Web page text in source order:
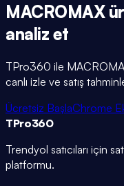
MACROMAX
analiz et
TPro360 ile
canlı izle ve satış
Ücretsiz BaşlaChrome
TPro360
Trendyol satıcıları için
platformu.